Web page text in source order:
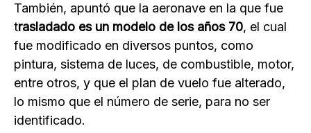
También, apuntó que la aeronave en la que fue
trasladado es un modelo de los años 70, el cual
fue modificado en diversos puntos, como
pintura, sistema de luces, de combustible, motor,
entre otros, y que el plan de vuelo fue alterado,
lo mismo que el número de serie, para no ser
identificado.